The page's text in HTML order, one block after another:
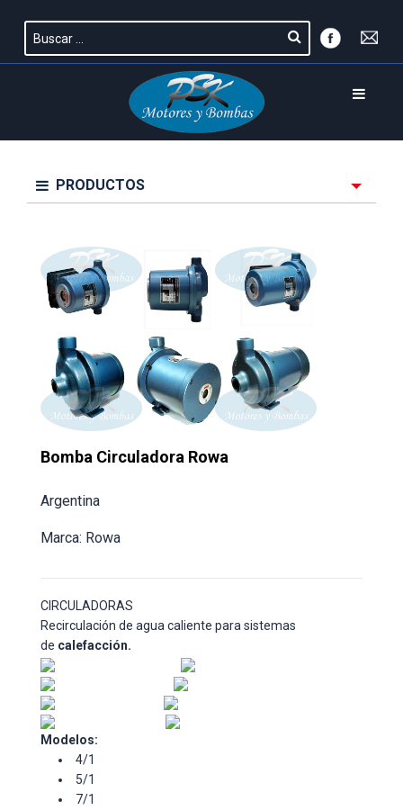
PRODUCTOS
Bomba Circuladora Rowa
Argentina
Marca: Rowa
CIRCULADORAS
Recirculación de agua caliente para sistemas
de calefacción.
Modelos:
4/1
5/1
7/1